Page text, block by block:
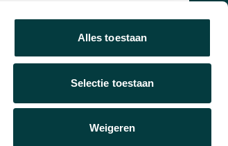
Alles toestaan
Selectie toestaan
Weigeren
Gebaseerd op627 Klantenreviews
Volg ons